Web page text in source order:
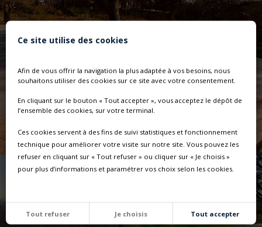
Ce site utilise des cookies
Afin de vous offrir la navigation la plus adaptée à vos besoins, nous
souhaitons utiliser des cookies sur ce site avec votre consentement.
En cliquant sur le bouton « Tout accepter », vous acceptez le dépôt de
l’ensemble des cookies, sur votre terminal.
Ces cookies servent à des fins de suivi statistiques et fonctionnement
technique pour améliorer votre visite sur notre site. Vous pouvez les
refuser en cliquant sur « Tout refuser » ou cliquer sur « Je choisis »
pour plus d’informations et paramétrer vos choix selon les cookies.
Tout refuser Je choisis Tout accepter